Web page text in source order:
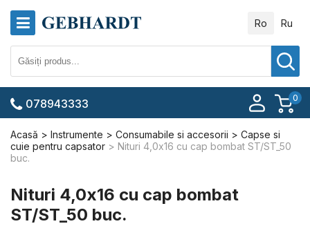
Ro Ru
0
078943333
Acasă Instrumente Consumabile si accesorii
Capse si
cuie pentru capsator
Nituri 4,0x16 cu cap bombat ST/ST_50
buc.
Nituri 4,0x16 cu cap bombat
ST/ST_50 buc.